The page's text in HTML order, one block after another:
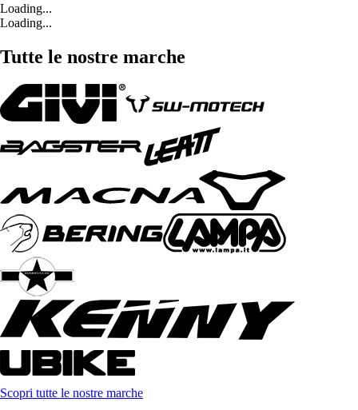
Loading...
Loading...
Tutte le nostre marche
Scopri tutte le nostre marche